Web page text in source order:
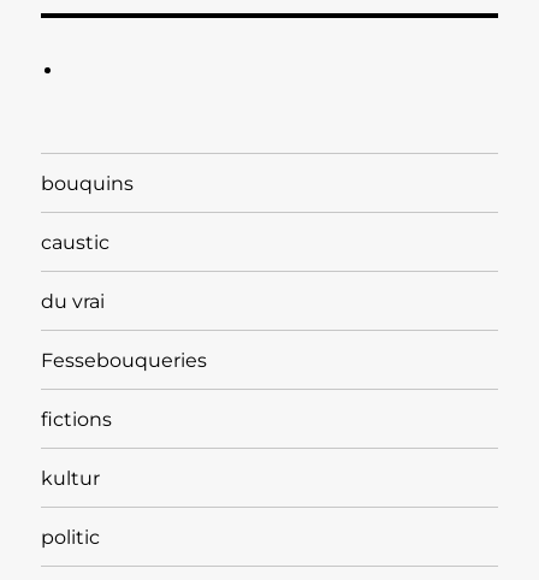
bouquins
caustic
du vrai
Fessebouqueries
fictions
kultur
politic